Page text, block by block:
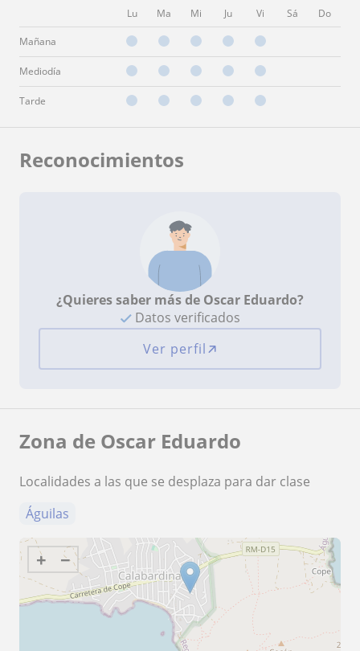
Lu Ma Mi Ju Vi Sá Do
Mañana
Mediodía
Tarde
Reconocimientos
¿Quieres saber más de Oscar Eduardo?
Datos verificados
Ver perfil
Zona de Oscar Eduardo
Localidades a las que se desplaza para dar clase
Águilas
+ −